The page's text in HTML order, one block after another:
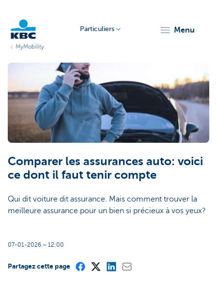
Particuliers menu
MyMobility
Comparer les assurances auto: voici
ce dont il faut tenir compte
Qui dit voiture dit assurance. Mais comment trouver la
meilleure assurance pour un bien si précieux à vos yeux?
07-01-2026 – 12:00
Partagez cette page